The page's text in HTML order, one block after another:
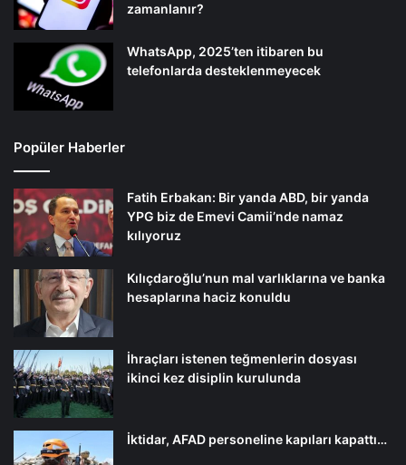
zamanlanır?
WhatsApp, 2025’ten itibaren bu
telefonlarda desteklenmeyecek
Popüler Haberler
Fatih Erbakan: Bir yanda ABD, bir yanda
YPG biz de Emevi Camii’nde namaz
kılıyoruz
Kılıçdaroğlu’nun mal varlıklarına ve banka
hesaplarına haciz konuldu
İhraçları istenen teğmenlerin dosyası
ikinci kez disiplin kurulunda
İktidar, AFAD personeline kapıları kapattı…